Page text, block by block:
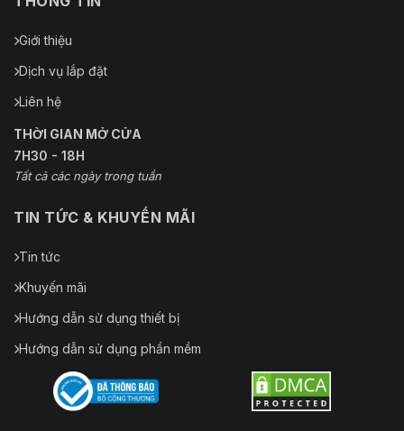
Giới thiệu
Dịch vụ lắp đặt
Liên hệ
THỜI GIAN MỞ CỬA
7H30 - 18H
Tất cả các ngày trong tuần
TIN TỨC & KHUYẾN MÃI
Tin tức
Khuyến mãi
Hướng dẫn sử dụng thiết bị
Hướng dẫn sử dụng phần mềm